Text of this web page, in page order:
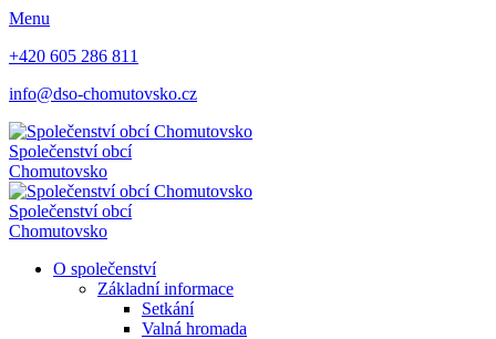
Menu
+420 605 286 811
info@dso-chomutovsko.cz
Společenství obcí
Chomutovsko
Společenství obcí
Chomutovsko
O společenství
Základní informace
Setkání
Valná hromada